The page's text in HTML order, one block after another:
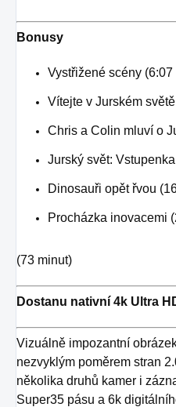
Bonusy
Vystřižené scény (6:07
Vítejte v Jurském
Chris a Colin mluví o
Jurský svět:
Dinosauři opět řvou
Procházka inovacemi
(73 minut)
Dostanu nativní 4k Ultra
Vizuálně impozantní
nezvyklým poměrem stran
několika druhů kamer i
Super35 pásu a 6k